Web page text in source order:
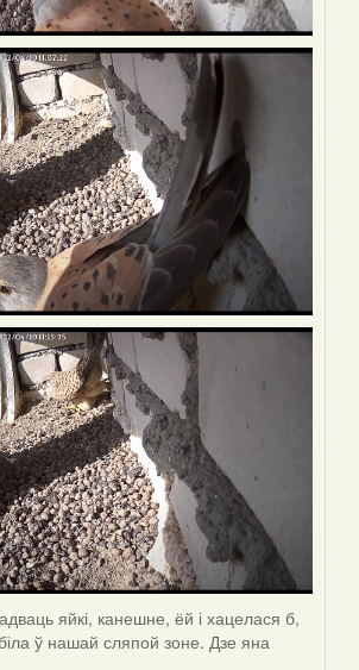
яйкі, канешне, ёй і хацелася б,
ў нашай сляпой зоне. Дзе яна